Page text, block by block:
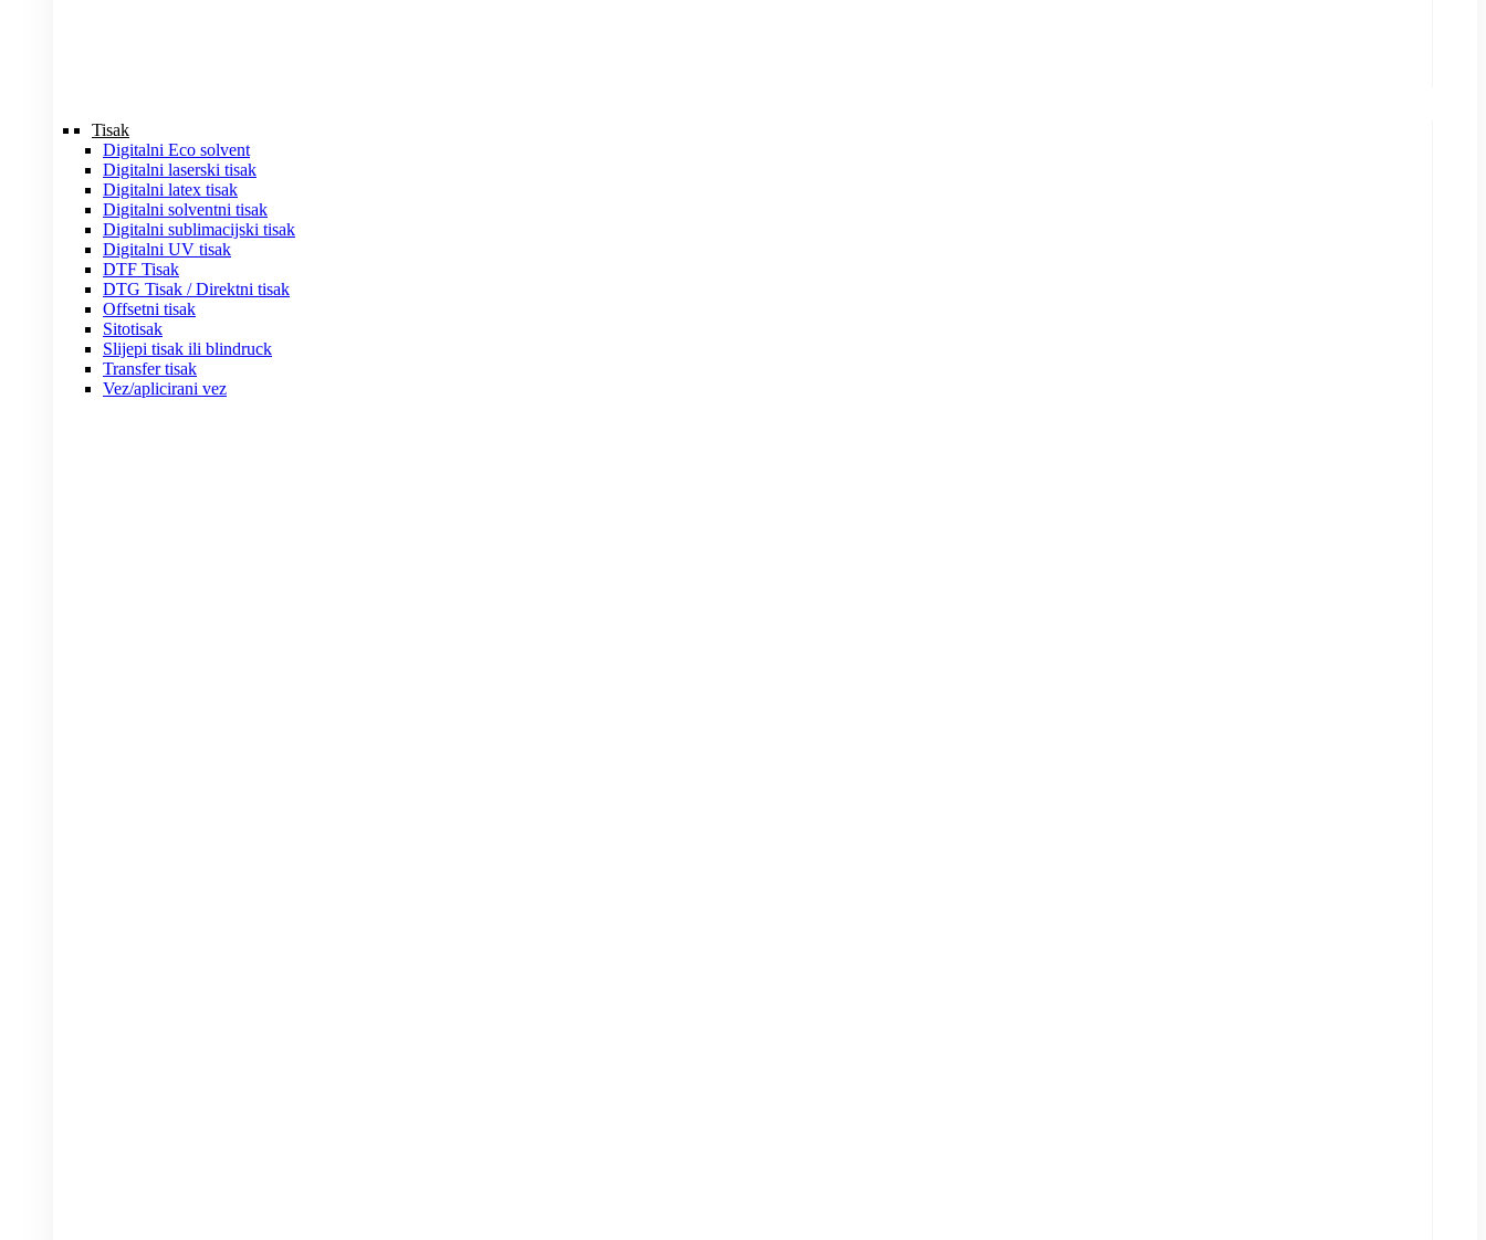
Tisak
Digitalni Eco solvent
Digitalni laserski tisak
Digitalni latex tisak
Digitalni solventni tisak
Digitalni sublimacijski tisak
Digitalni UV tisak
DTF Tisak
DTG Tisak / Direktni tisak
Offsetni tisak
Sitotisak
Slijepi tisak ili blindruck
Transfer tisak
Vez/aplicirani vez